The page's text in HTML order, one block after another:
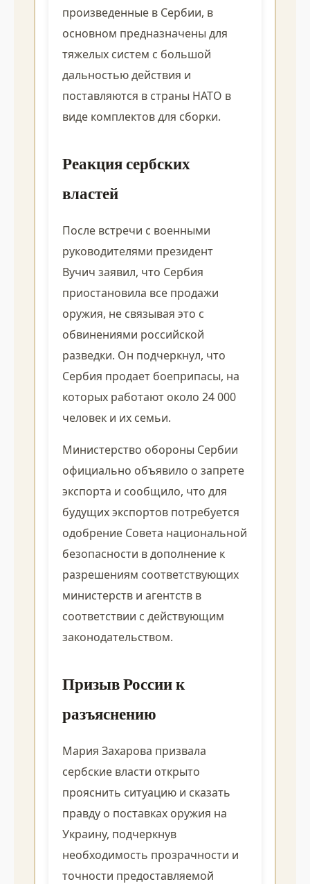
произведенные в Сербии, в
основном предназначены для
тяжелых систем с большой
дальностью действия и
поставляются в страны НАТО в
виде комплектов для сборки.
Реакция сербских
властей
После встречи с военными
руководителями президент
Вучич заявил, что Сербия
приостановила все продажи
оружия, не связывая это с
обвинениями российской
разведки. Он подчеркнул, что
Сербия продает боеприпасы, на
которых работают около 24 000
человек и их семьи.
Министерство обороны Сербии
официально объявило о запрете
экспорта и сообщило, что для
будущих экспортов потребуется
одобрение Совета национальной
безопасности в дополнение к
разрешениям соответствующих
министерств и агентств в
соответствии с действующим
законодательством.
Призыв России к
разъяснению
Мария Захарова призвала
сербские власти открыто
прояснить ситуацию и сказать
правду о поставках оружия на
Украину, подчеркнув
необходимость прозрачности и
точности предоставляемой